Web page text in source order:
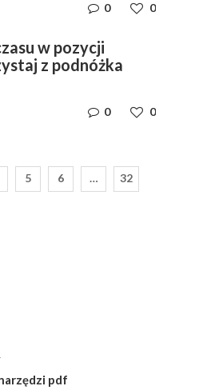
0
0
w pozycji
z podnóżka
0
0
5 6 … 32
pdf